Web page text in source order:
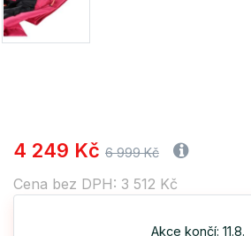
4 249 Kč 6 999 Kč
Cena bez DPH: 3 512 Kč
Akce končí: 11.8.